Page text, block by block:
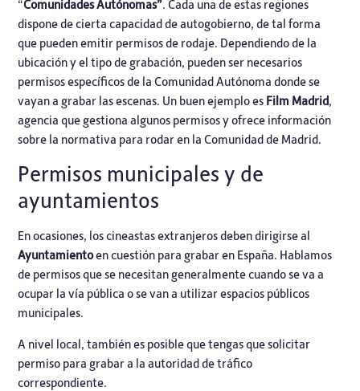
“Comunidades Autónomas”. Cada una de estas regiones
dispone de cierta capacidad de autogobierno, de tal forma
que pueden emitir permisos de rodaje. Dependiendo de la
ubicación y el tipo de grabación, pueden ser necesarios
permisos específicos de la Comunidad Autónoma donde se
vayan a grabar las escenas. Un buen ejemplo es Film Madrid,
agencia que gestiona algunos permisos y ofrece información
sobre la normativa para rodar en la Comunidad de Madrid.
Permisos municipales y de
ayuntamientos
En ocasiones, los cineastas extranjeros deben dirigirse al
Ayuntamientoen cuestión para grabar en España. Hablamos
de permisos que se necesitan generalmente cuando se va a
ocupar la vía pública o se van a utilizar espacios públicos
municipales.
A nivel local, también es posible que tengas que solicitar
permiso para grabar a la autoridad de tráfico
correspondiente.